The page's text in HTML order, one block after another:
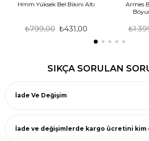
Hmm Yüksek Bel Bikini Altı
₺431,00
₺799,00
Armes
SIKÇA SORULAN
İade Ve Değişim
İade ve değişimlerde kargo ücretini kim